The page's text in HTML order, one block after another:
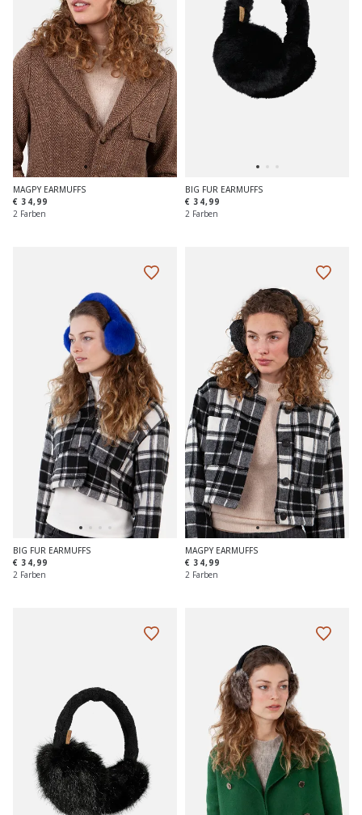
MAGPY EARMUFFS
€ 34,99
2 Farben
BIG FUR EARMUFFS
€ 34,99
2 Farben
BIG FUR EARMUFFS
€ 34,99
2 Farben
MAGPY EARMUFFS
€ 34,99
2 Farben